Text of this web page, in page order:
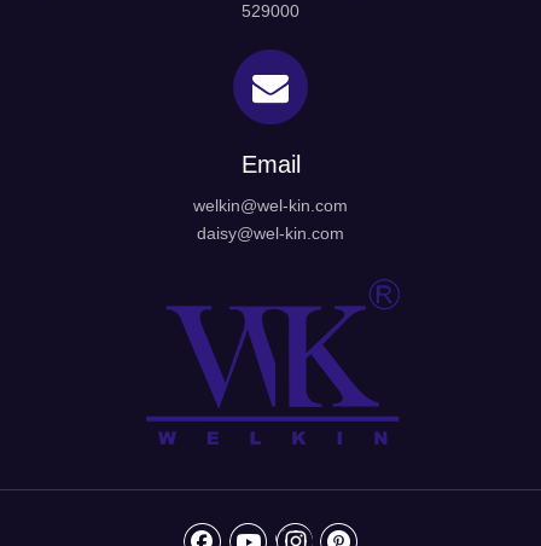
529000
Email
welkin@wel-kin.com
daisy@wel-kin.com